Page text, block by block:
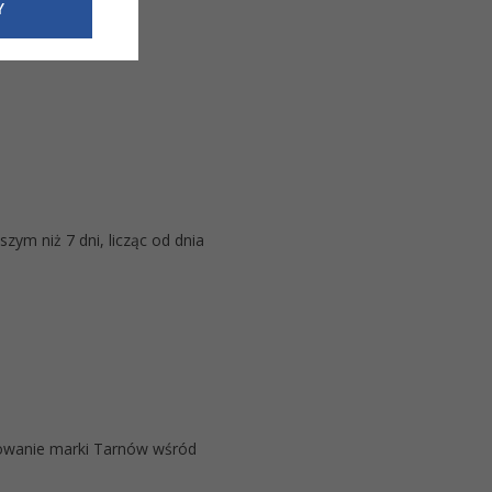
niż 7 dni, licząc od dnia
marki Tarnów wśród